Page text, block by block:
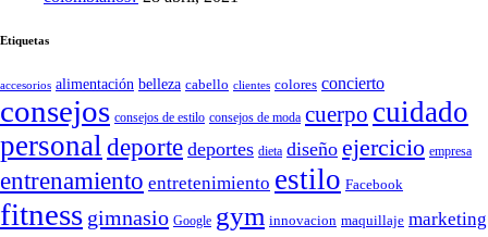
Etiquetas
accesorios alimentación belleza cabello clientes colores concierto
consejos consejos de estilo consejos de moda cuerpo cuidado
personal deporte deportes dieta diseño ejercicio empresa
entrenamiento entretenimiento estilo Facebook
fitness gimnasio Google gym innovacion maquillaje marketing